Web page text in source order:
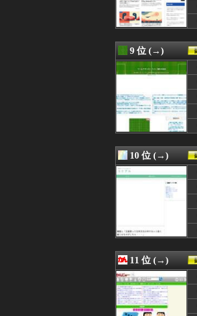
08/07 21:00
08/07 21:00
08/07 20:37
08/07 20:27
08/07 20:25
08/07 20:25
08/07 20:15
08/07 20:10
08/07 20:05
08/07 20:05
08/07 20:02
08/07 20:00
08/07 19:43
08/07 19:41
08/07 18:50
08/07 18:30
08/07 18:21
08/07 18:09
08/07 18:09
08/07 18:05
08/07 18:00
9 位 (→)
10 位 (→)
11 位 (→)